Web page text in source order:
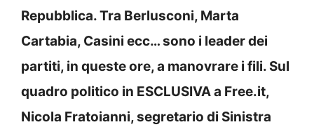
Repubblica. Tra Berlusconi, Marta
Cartabia, Casini ecc… sono i leader dei
partiti, in queste ore, a manovrare i fili. Sul
quadro politico in ESCLUSIVA a Free.it,
Nicola Fratoianni, segretario di Sinistra